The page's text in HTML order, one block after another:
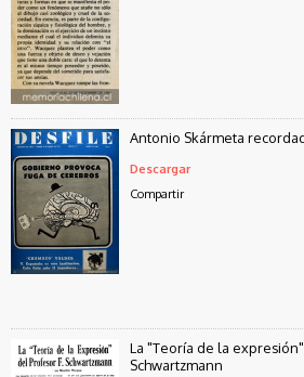
Antonio Skármeta
Descargar
Compartir
La "Teoría de la
Schwartzmann